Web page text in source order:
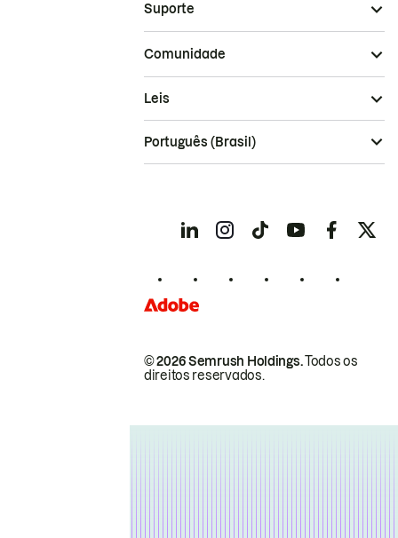
Suporte
Comunidade
© 2026 Semrush Holdings.Todos os
direitos reservados.
Leis
Português (Brasil)